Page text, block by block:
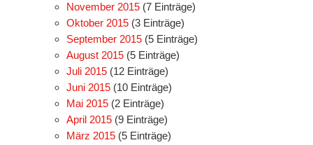
November 2015 (7 Einträge)
Oktober 2015 (3 Einträge)
September 2015 (5 Einträge)
August 2015 (5 Einträge)
Juli 2015 (12 Einträge)
Juni 2015 (10 Einträge)
Mai 2015 (2 Einträge)
April 2015 (9 Einträge)
März 2015 (5 Einträge)